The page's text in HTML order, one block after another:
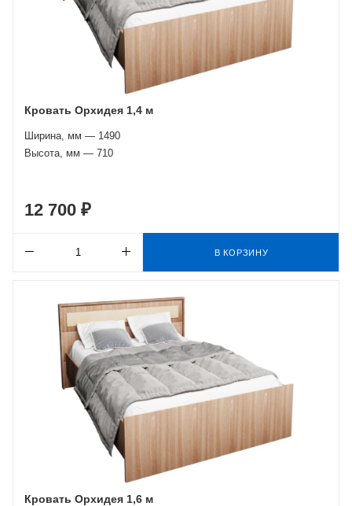
Кровать Орхидея 1,4 м
Ширина, мм — 1490
Высота, мм — 710
12 700 ₽
В КОРЗИНУ
Кровать Орхидея 1,6 м